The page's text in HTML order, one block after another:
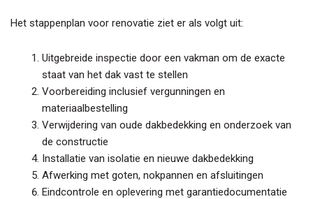
Het stappenplan voor renovatie ziet er als volgt uit:
Uitgebreide inspectie door een vakman om de exacte
staat van het dak vast te stellen
Voorbereiding inclusief vergunningen en
materiaalbestelling
Verwijdering van oude dakbedekking en onderzoek van
de constructie
Installatie van isolatie en nieuwe dakbedekking
Afwerking met goten, nokpannen en afsluitingen
Eindcontrole en oplevering met garantiedocumentatie